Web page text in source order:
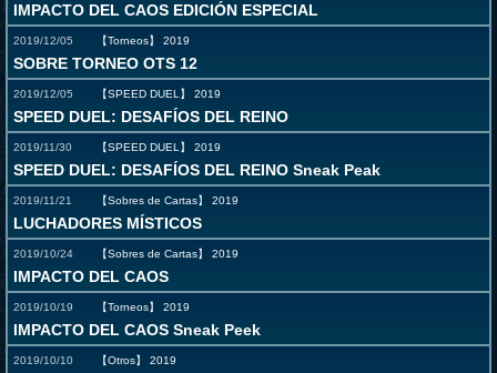
IMPACTO DEL CAOS EDICIÓN ESPECIAL
2019/12/05 【Torneos】 2019
SOBRE TORNEO OTS 12
2019/12/05 【SPEED DUEL】 2019
SPEED DUEL: DESAFÍOS DEL REINO
2019/11/30 【SPEED DUEL】 2019
SPEED DUEL: DESAFÍOS DEL REINO Sneak Peak
2019/11/21 【Sobres de Cartas】 2019
LUCHADORES MÍSTICOS
2019/10/24 【Sobres de Cartas】 2019
IMPACTO DEL CAOS
2019/10/19 【Torneos】 2019
IMPACTO DEL CAOS Sneak Peek
2019/10/10 【Otros】 2019